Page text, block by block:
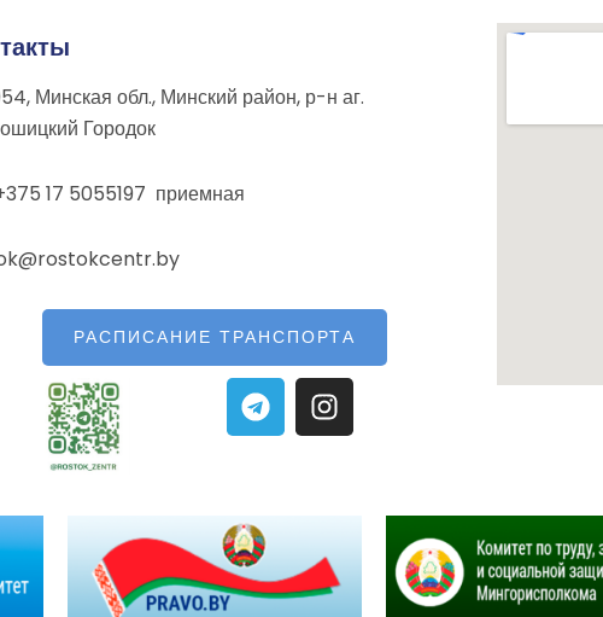
Минская обл., Минский район, р-н аг.
Городок
17 5055197 приемная
РАСПИСАНИЕ ТРАНСПОРТА
T
e
l
r
a
m
I
n
s
r
a